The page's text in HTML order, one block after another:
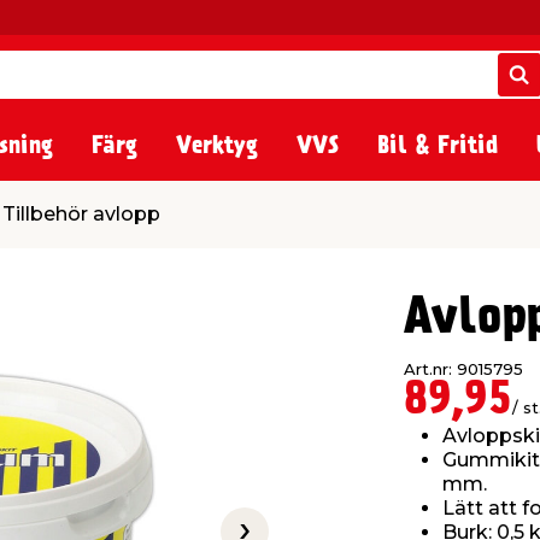
Färg Verktyg VVS Bil & Fritid
Tillbehör avlopp
Art.nr: 9015795
89,95/ st.
mm.
Lätt att
Burk: 0,5